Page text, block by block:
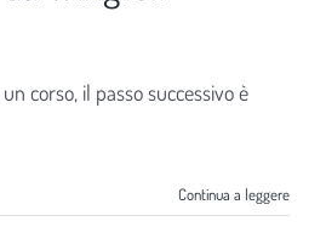
corso, il passo successivo è
Continua a leggere